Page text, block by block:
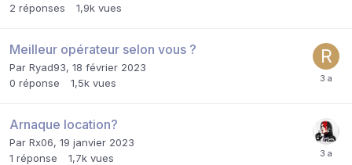
2 réponses 1,9k vues
Meilleur opérateur selon vous ?
Par Ryad93, 18 février 2023
0 réponse 1,5k vues
Arnaque location?
Par Rx06, 19 janvier 2023
1 réponse 1,7k vues